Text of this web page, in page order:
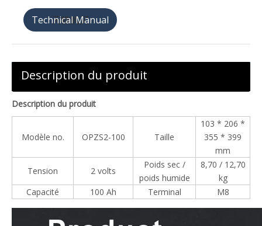
天猫购买
Description du produit
Description du produit
Modèle no. OPZS2-100 Taille
103 * 206 *
355 * 399
mm
Tension
2 volts
Poids sec /
poids humide
8,70 / 12,70
kg
Capacité
100 Ah Terminal M8